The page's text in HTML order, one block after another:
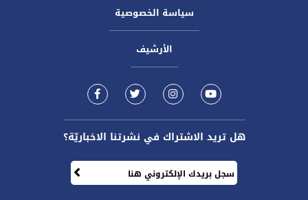
سياسة الخصوصية
الأرشيف
هل تريد الاشتراك في نشرتنا الاخباريّة؟